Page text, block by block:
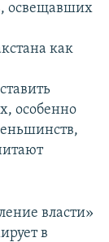
освещавших
как
особенно
власти»
в